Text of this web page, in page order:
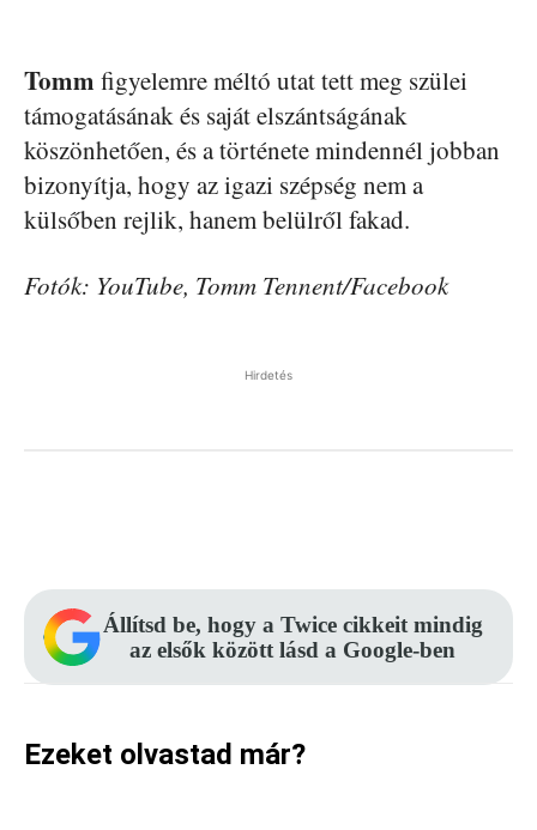
Tomm figyelemre méltó utat tett meg szülei
támogatásának és saját elszántságának
köszönhetően, és a története mindennél jobban
bizonyítja, hogy az igazi szépség nem a
külsőben rejlik, hanem belülről fakad.
Fotók: YouTube, Tomm Tennent/Facebook
Hirdetés
Állítsd be, hogy a Twice cikkeit mindig
az elsők között lásd a Google-ben
Ezeket olvastad már?